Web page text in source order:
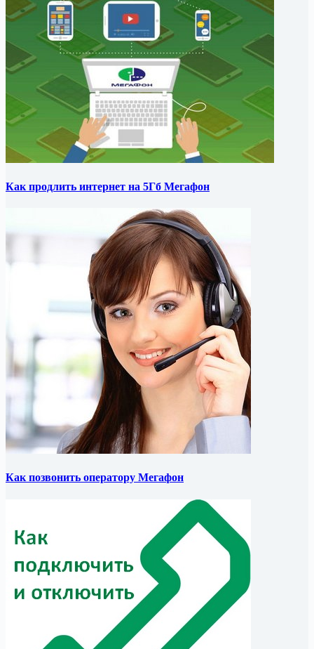
Как продлить интернет на 5Гб Мегафон
Как позвонить оператору Мегафон